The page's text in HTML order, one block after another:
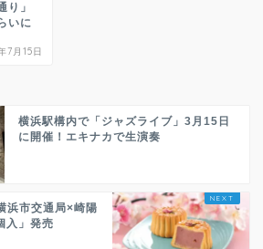
り」
いに
7月15日
横浜駅構内で「ジャズライブ」3月15日
に開催！エキナカで生演奏
浜市交通局×崎陽
入」発売